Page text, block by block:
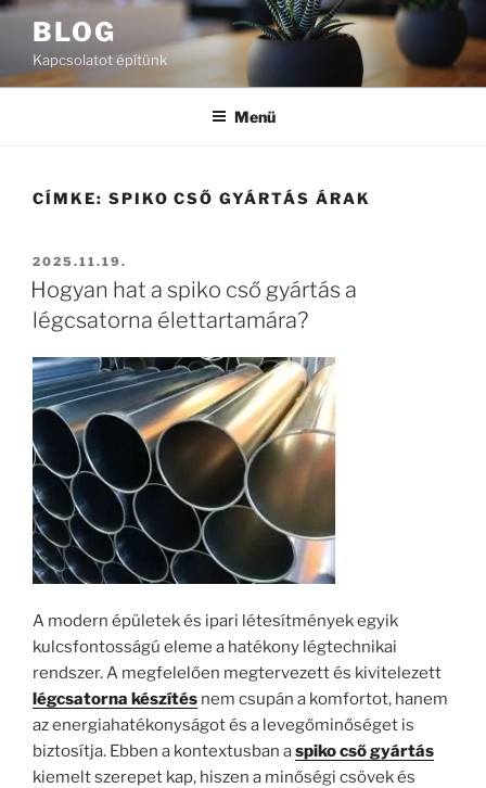
Tartalomhoz
BLOG
Kapcsolatot építünk
Menü
CÍMKE: SPIKO CSŐ GYÁRTÁS ÁRAK
BEKÜLDVE:
2025.11.19.
Hogyan hat a spiko cső gyártás a
légcsatorna élettartamára?
A modern épületek és ipari létesítmények egyik
kulcsfontosságú eleme a hatékony légtechnikai
rendszer. A megfelelően megtervezett és kivitelezett
légcsatorna készítés nem csupán a komfortot, hanem
az energiahatékonyságot és a levegőminőséget is
biztosítja. Ebben a kontextusban aspiko cső gyártás
kiemelt szerepet kap, hiszen a minőségi csövek és